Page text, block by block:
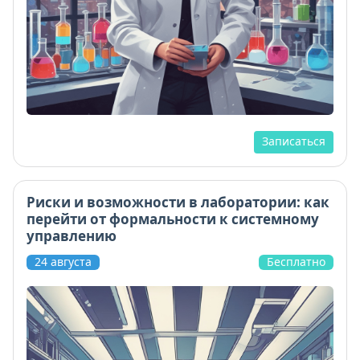
Записаться
Риски и возможности в лаборатории: как
перейти от формальности к системному
управлению
24 августа Бесплатно